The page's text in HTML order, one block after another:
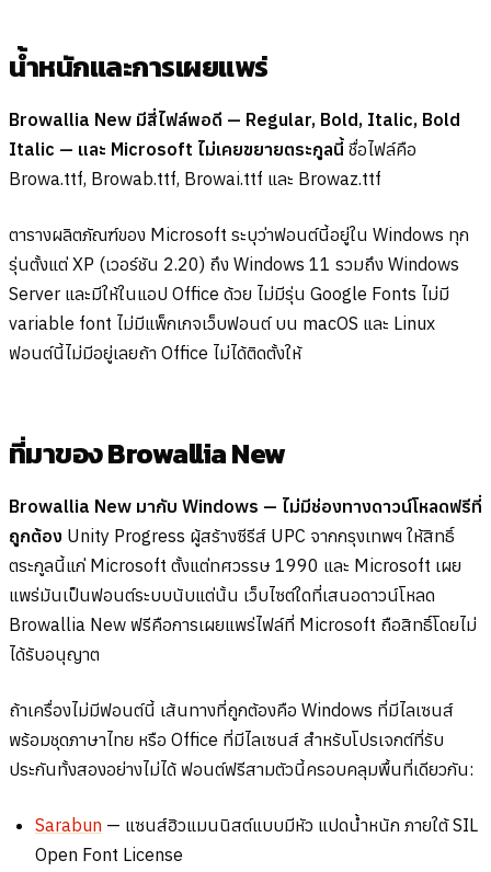
น้ำหนักและการเผยแพร่
Browallia New มีสี่ไฟล์พอดี — Regular, Bold, Italic, Bold
Italic — และ Microsoft ไม่เคยขยายตระกูลนี้ ชื่อไฟล์คือ
Browa.ttf, Browab.ttf, Browai.ttf และ Browaz.ttf
ตารางผลิตภัณฑ์ของ Microsoft ระบุว่าฟอนต์นี้อยู่ใน Windows ทุก
รุ่นตั้งแต่ XP (เวอร์ชัน 2.20) ถึง Windows 11 รวมถึง Windows
Server และมีให้ในแอป Office ด้วย ไม่มีรุ่น Google Fonts ไม่มี
variable font ไม่มีแพ็กเกจเว็บฟอนต์ บน macOS และ Linux
ฟอนต์นี้ไม่มีอยู่เลยถ้า Office ไม่ได้ติดตั้งให้
ที่มาของ Browallia New
Browallia New มากับ Windows — ไม่มีช่องทางดาวน์โหลดฟรีที่
ถูกต้อง Unity Progress ผู้สร้างซีรีส์ UPC จากกรุงเทพฯ ให้สิทธิ์
ตระกูลนี้แก่ Microsoft ตั้งแต่ทศวรรษ 1990 และ Microsoft เผย
แพร่มันเป็นฟอนต์ระบบนับแต่นั้น เว็บไซต์ใดที่เสนอดาวน์โหลด
Browallia New ฟรีคือการเผยแพร่ไฟล์ที่ Microsoft ถือสิทธิ์โดยไม่
ได้รับอนุญาต
ถ้าเครื่องไม่มีฟอนต์นี้ เส้นทางที่ถูกต้องคือ Windows ที่มีไลเซนส์
พร้อมชุดภาษาไทย หรือ Office ที่มีไลเซนส์ สำหรับโปรเจกต์ที่รับ
ประกันทั้งสองอย่างไม่ได้ ฟอนต์ฟรีสามตัวนี้ครอบคลุมพื้นที่เดียวกัน:
Sarabun — แซนส์ฮิวแมนนิสต์แบบมีหัว แปดน้ำหนัก ภายใต้ SIL
Open Font License